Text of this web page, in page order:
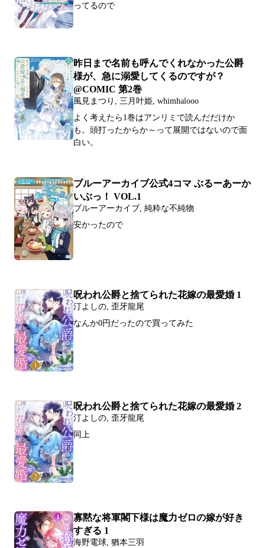
ってるので
昨日まで名前も呼んでくれなかった公爵
様が、急に溺愛してくるのですが？
@COMIC 第2巻
風見まつり, 三月叶姫, whimhalooo
よく考えたら1巻はアンリミで読んだだけか
も。頭打ったからか～って展開ではないので面
白い。
ブルーアーカイブ公式4コマ ぶるーあーか
いぶっ！ VOL.1
ブルーアーカイブ, 純粋な不純物
安かったので
呪われ公爵と捨てられた花嫁の最愛婚 1
汀よしの, 歪牙龍尾
なんか0円だったので買ってみた
呪われ公爵と捨てられた花嫁の最愛婚 2
汀よしの, 歪牙龍尾
同上
寡黙な将軍閣下様は魔力ゼロの嫁が好き
すぎる 1
海野電球, 猶本三羽